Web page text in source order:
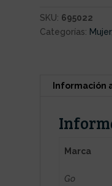
SKU: 695022
Categorías: Mujer,
Información
Marca
Go